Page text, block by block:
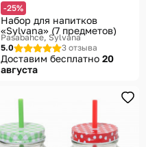
-25%
Набор для напитков
«Sylvana» (7 предметов)
Pasabahce, Sylvana
5.0
3 отзыва
Доставим бесплатно 20
августа